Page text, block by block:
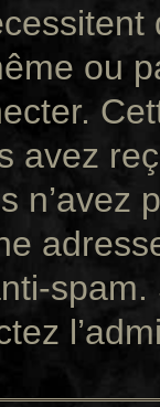
ou
avez
n’avez
spam.